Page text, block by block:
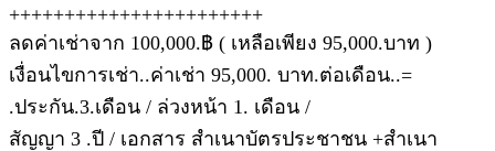
+++++++++++++++++++++++
ลดค่าเช่าจาก 100,000.฿ ( เหลือเพียง 95,000.บาท )
เงื่อนไขการเช่า..ค่าเช่า 95,000. บาท.ต่อเดือน..=
.ประกัน.3.เดือน / ล่วงหน้า 1. เดือน /
สัญญา 3 .ปี / เอกสาร สำเนาบัตรประชาชน +สำเนา